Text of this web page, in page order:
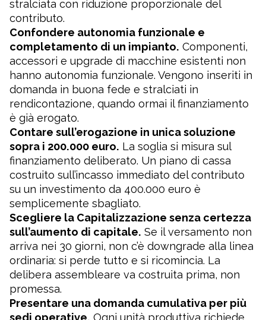
stralciata con riduzione proporzionale del
contributo.
Confondere autonomia funzionale e
completamento di un impianto. Componenti,
accessori e upgrade di macchine esistenti non
hanno autonomia funzionale. Vengono inseriti in
domanda in buona fede e stralciati in
rendicontazione, quando ormai il finanziamento
è già erogato.
Contare sull’erogazione in unica soluzione
sopra i 200.000 euro. La soglia si misura sul
finanziamento deliberato. Un piano di cassa
costruito sull’incasso immediato del contributo
su un investimento da 400.000 euro è
semplicemente sbagliato.
Scegliere la Capitalizzazione senza certezza
sull’aumento di capitale. Se il versamento non
arriva nei 30 giorni, non c’è downgrade alla linea
ordinaria: si perde tutto e si ricomincia. La
delibera assembleare va costruita prima, non
promessa.
Presentare una domanda cumulativa per più
sedi operative. Ogni unità produttiva richiede